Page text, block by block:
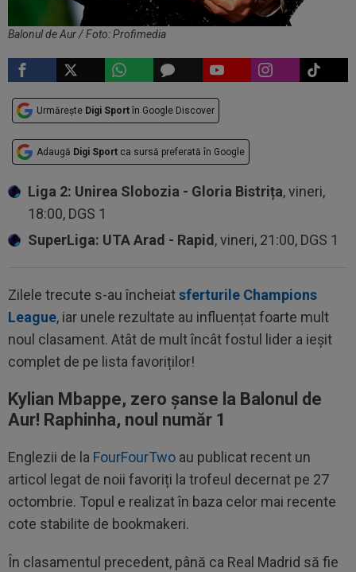
Balonul de Aur / Foto: Profimedia
Urmărește Digi Sport în Google Discover
Adaugă Digi Sport ca sursă preferată în Google
Liga 2: Unirea Slobozia - Gloria Bistrița, vineri,
18:00, DGS 1
SuperLiga: UTA Arad - Rapid, vineri, 21:00, DGS 1
Zilele trecute s-au încheiatsferturile Champions
League, iar unele rezultate au influențat foarte mult
noul clasament. Atât de mult încât fostul lider a ieșit
complet de pe lista favoriților!
Kylian Mbappe, zero șanse la Balonul de
Aur! Raphinha, noul număr 1
Englezii de la FourFourTwo au publicat recent un
articol legat de noii favoriți la trofeul decernat pe 27
octombrie. Topul e realizat în baza celor mai recente
cote stabilite de bookmakeri.
În clasamentul precedent, până ca Real Madrid să fie